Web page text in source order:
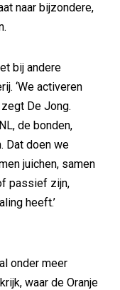
naar bijzondere,
bij andere
‘We activeren
De Jong.
de bonden,
Dat doen we
juichen, samen
passief zijn,
heeft.’
onder meer
waar de Oranje